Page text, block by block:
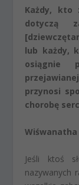
Każdy, kto
dotyczą
lub każdy,
osiągnie
przynosi
chorobę
Jeśli ktoś
nazywanych